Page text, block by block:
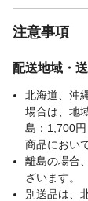
注意事項
配送地域・
北海道、沖
場合は、地
島：1,700
商品におい
離島の場合
ざいます。
別送品は、